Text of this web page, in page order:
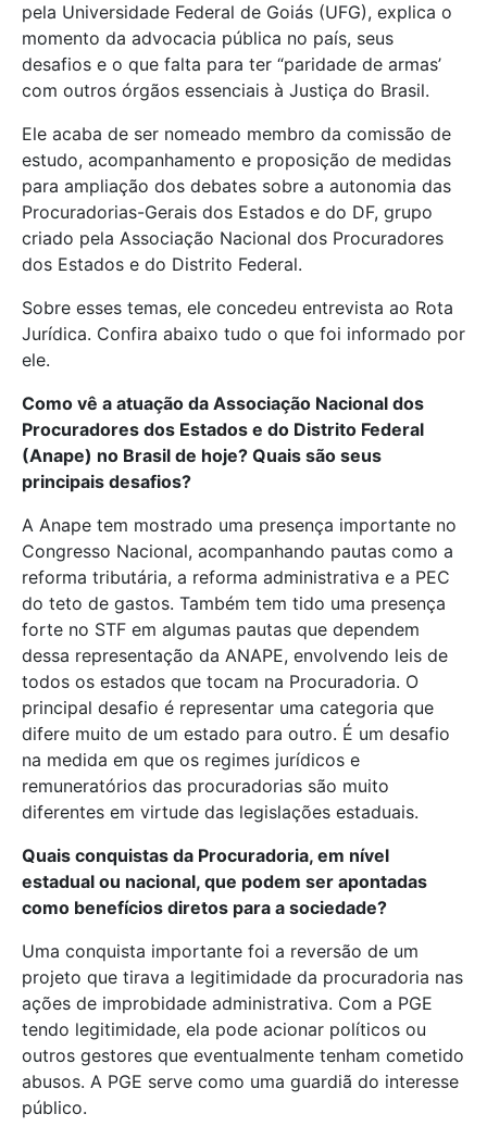
pela Universidade Federal de Goiás (UFG), explica o
momento da advocacia pública no país, seus
desafios e o que falta para ter “paridade de armas’
com outros órgãos essenciais à Justiça do Brasil.
Ele acaba de ser nomeado membro da comissão de
estudo, acompanhamento e proposição de medidas
para ampliação dos debates sobre a autonomia das
Procuradorias-Gerais dos Estados e do DF, grupo
criado pela Associação Nacional dos Procuradores
dos Estados e do Distrito Federal.
Sobre esses temas, ele concedeu entrevista ao Rota
Jurídica. Confira abaixo tudo o que foi informado por
ele.
Como vê a atuação da Associação Nacional dos
Procuradores dos Estados e do Distrito Federal
(Anape) no Brasil de hoje? Quais são seus
principais desafios?
A Anape tem mostrado uma presença importante no
Congresso Nacional, acompanhando pautas como a
reforma tributária, a reforma administrativa e a PEC
do teto de gastos. Também tem tido uma presença
forte no STF em algumas pautas que dependem
dessa representação da ANAPE, envolvendo leis de
todos os estados que tocam na Procuradoria. O
principal desafio é representar uma categoria que
difere muito de um estado para outro. É um desafio
na medida em que os regimes jurídicos e
remuneratórios das procuradorias são muito
diferentes em virtude das legislações estaduais.
Quais conquistas da Procuradoria, em nível
estadual ou nacional, que podem ser apontadas
como benefícios diretos para a sociedade?
Uma conquista importante foi a reversão de um
projeto que tirava a legitimidade da procuradoria nas
ações de improbidade administrativa. Com a PGE
tendo legitimidade, ela pode acionar políticos ou
outros gestores que eventualmente tenham cometido
abusos. A PGE serve como uma guardiã do interesse
público.